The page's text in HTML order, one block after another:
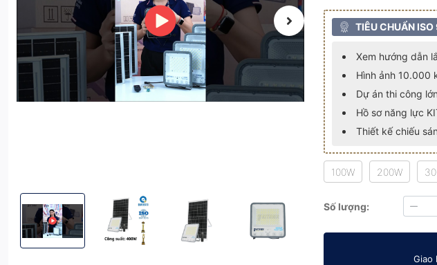
Đèn Pha Năng Lượng Mặt Trời 400W Bọc Cầu KITAWA - DP11400
Đèn Pha Năng Lượng Mặt Trời 400W Bọc Cầu KITAWA - DP11400
Đèn Pha Năng Lượng Mặt Trời 400W Bọc Cầu KITAWA -
Đèn Pha Năng Lượng Mặt Trời 400W Bọc
Đèn Pha Năng Lượng Mặt
Đèn Pha
TIÊU CHUẨN
Xem hướng dẫn
Hình ảnh 10.000
Dự án thi công
Hồ sơ năng lực
Thiết kế chiếu
100W 200W
Số lượng:
Giao